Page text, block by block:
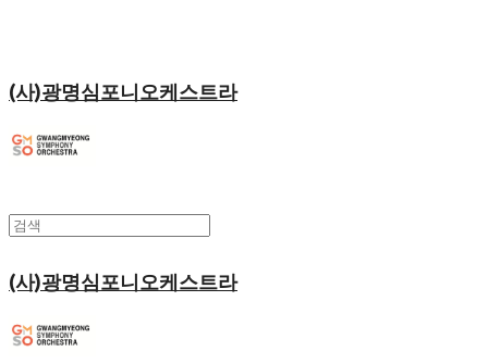
(사)광명심포니오케스트라
(사)광명심포니오케스트라